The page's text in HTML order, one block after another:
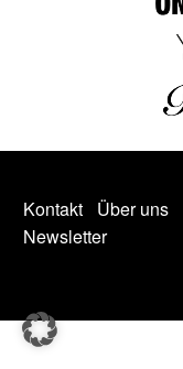
Kontakt Über uns
Newsletter